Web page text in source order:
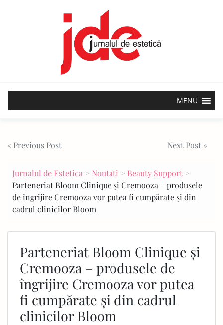
MENU
Post
navigation
« Previous Post Next Post »
Jurnalul de Estetica > Noutati > Beauty Support >
Parteneriat Bloom Clinique și Cremooza – produsele
de îngrijire Cremooza vor putea fi cumpărate și din
cadrul clinicilor Bloom
Parteneriat Bloom Clinique și
Cremooza – produsele de
îngrijire Cremooza vor putea
fi cumpărate și din cadrul
clinicilor Bloom